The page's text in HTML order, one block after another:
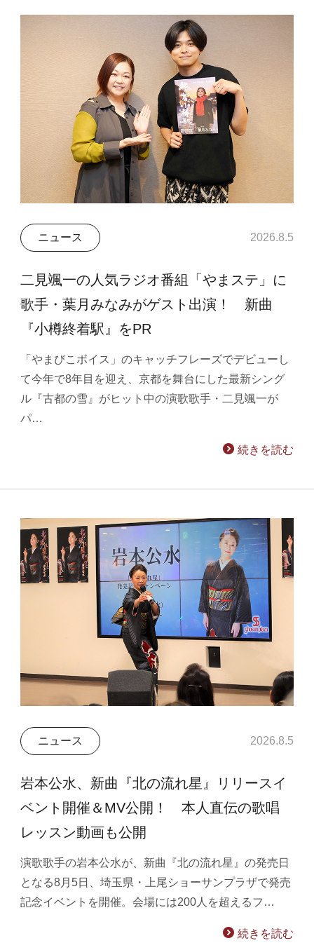
ニュース 2026.8.5
二見颯一の人気ラジオ番組「やまステ」に
歌手・葉月みなみがゲスト出演！ 新曲
『小樽終着駅』をPR
「やまびこボイス」のキャッチフレーズでデビューし
て今年で8年目を迎え、京都を舞台にした最新シング
ル『古都の雪』がヒット中の演歌歌手・二見颯一が
パ…
続きを読む
ニュース 2026.8.5
岩本公水、新曲『北の流れ星』リリースイ
ベント開催＆MV公開！ 本人直伝の歌唱
レッスン動画も公開
演歌歌手の岩本公水が、新曲『北の流れ星』の発売日
となる8月5日、埼玉県・上尾ショーサンプラザで発売
記念イベントを開催。会場には200人を超えるフ…
続きを読む